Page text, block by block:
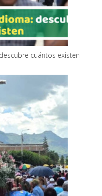
cuántos existen